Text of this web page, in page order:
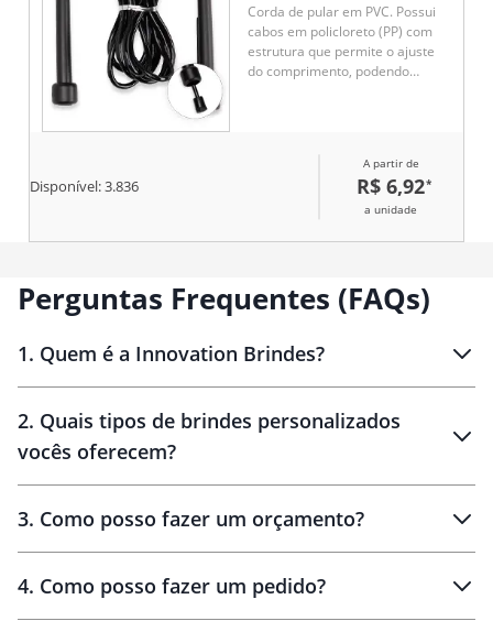
Corda de pular em PVC. Possui
cabos em policloreto (PP) com
estrutura que permite o ajuste
do comprimento, podendo
Disponível:3.836
A partir de
R$ 6,92*
a unidade
Perguntas Frequentes (FAQs)
1. Quem é a Innovation Brindes?
Brindes personalizados
2. Quais tipos de brindes personalizados
vocês oferecem?
personalizados
3. Como posso fazer um orçamento?
4. Como posso fazer um pedido?